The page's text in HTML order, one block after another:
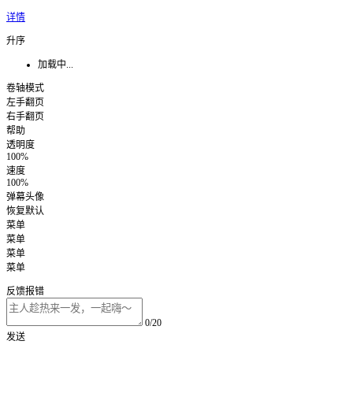
详情
升序
加载中...
卷轴模式
左手翻页
右手翻页
帮助
透明度
100%
速度
100%
弹幕头像
恢复默认
菜单
菜单
菜单
菜单
反馈报错
0/20
发送